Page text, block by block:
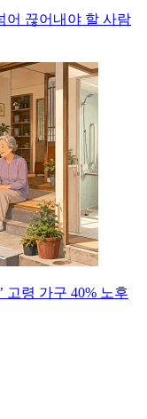
어 끊어내야 할 사람
고령 가구 40% 노후